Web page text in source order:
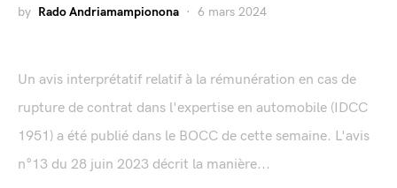
by Rado Andriamampionona 6 mars 2024
Un avis interprétatif relatif à la rémunération en cas de
rupture de contrat dans l'expertise en automobile (IDCC
1951) a été publié dans le BOCC de cette semaine. L'avis
n°13 du 28 juin 2023 décrit la manière...